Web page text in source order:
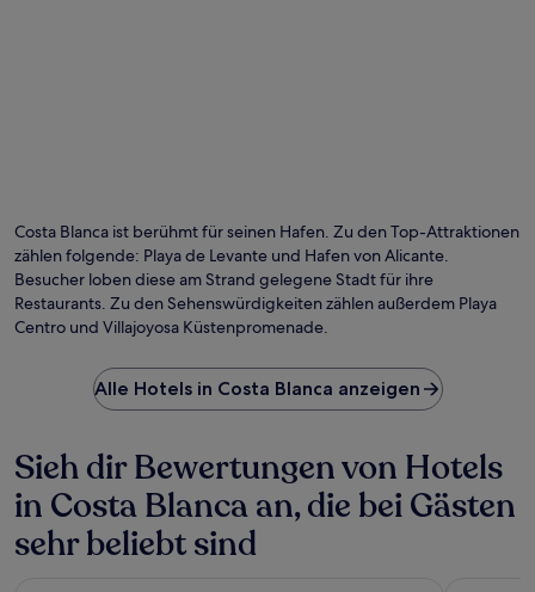
Costa Blanca ist berühmt für seinen Hafen. Zu den Top-Attraktionen
zählen folgende: Playa de Levante und Hafen von Alicante.
Besucher loben diese am Strand gelegene Stadt für ihre
Restaurants. Zu den Sehenswürdigkeiten zählen außerdem Playa
Centro und Villajoyosa Küstenpromenade.
Alle Hotels in Costa Blanca anzeigen
Sieh dir Bewertungen von Hotels
in Costa Blanca an, die bei Gästen
sehr beliebt sind